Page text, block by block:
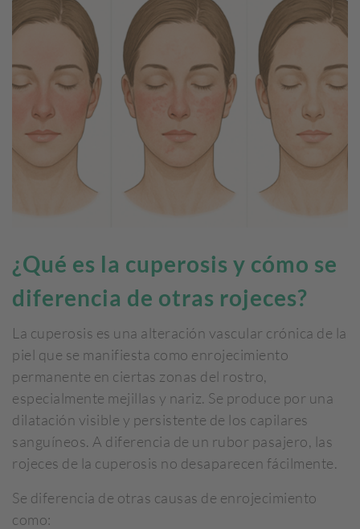
¿Qué es la cuperosis y cómo se
diferencia de otras rojeces?
La cuperosis es una alteración vascular crónica de la
piel que se manifiesta como enrojecimiento
permanente en ciertas zonas del rostro,
especialmente mejillas y nariz. Se produce por una
dilatación visible y persistente de los capilares
sanguíneos. A diferencia de un rubor pasajero, las
rojeces de la cuperosis no desaparecen fácilmente.
Se diferencia de otras causas de enrojecimiento
como: